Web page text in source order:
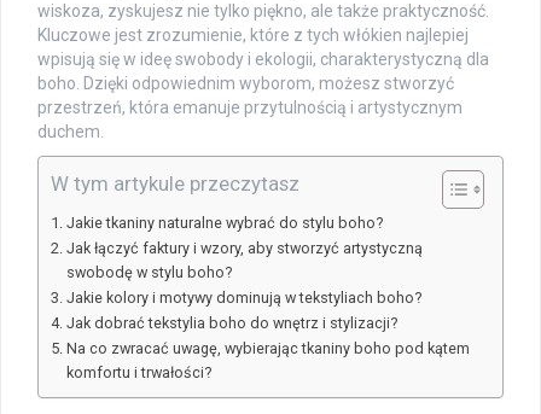
wiskoza, zyskujesz nie tylko piękno, ale także praktyczność.
Kluczowe jest zrozumienie, które z tych włókien najlepiej
wpisują się w ideę swobody i ekologii, charakterystyczną dla
boho. Dzięki odpowiednim wyborom, możesz stworzyć
przestrzeń, która emanuje przytulnością i artystycznym
duchem.
W tym artykule przeczytasz
Jakie tkaniny naturalne wybrać do stylu boho?
Jak łączyć faktury i wzory, aby stworzyć artystyczną
swobodę w stylu boho?
Jakie kolory i motywy dominują w tekstyliach boho?
Jak dobrać tekstylia boho do wnętrz i stylizacji?
Na co zwracać uwagę, wybierając tkaniny boho pod kątem
komfortu i trwałości?